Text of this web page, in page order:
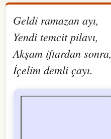
Geldi ramazan ayı,
Yendi temcit pilavı,
Akşam iftardan sonra,
İçelim demli çayı.